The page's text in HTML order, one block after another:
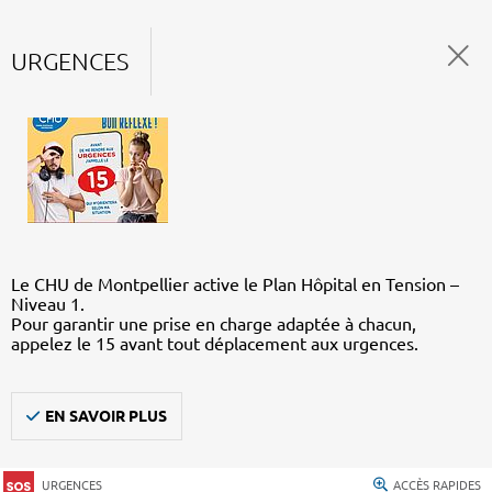
URGENCES
Le CHU de Montpellier active le Plan Hôpital en Tension –
Niveau 1.
Pour garantir une prise en charge adaptée à chacun,
appelez le 15 avant tout déplacement aux urgences.
EN SAVOIR PLUS
URGENCES ACCÈS RAPIDES